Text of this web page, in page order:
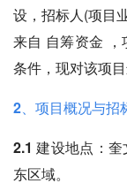
设，招标人(项目
来自 自筹资金
条件，现对该项目
2、项目概况与招
2.1 建设地点： 奎
东区域。